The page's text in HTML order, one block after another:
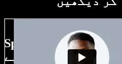
Speechify اسٹوڈیو سے کیا کچھ کر سکتے
ہیں، دیکھیے